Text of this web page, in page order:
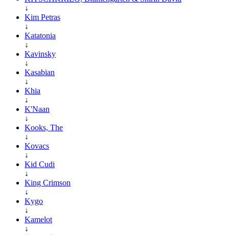
↓
Kim Petras
↓
Katatonia
↓
Kavinsky
↓
Kasabian
↓
Khia
↓
K'Naan
↓
Kooks, The
↓
Kovacs
↓
Kid Cudi
↓
King Crimson
↓
Kygo
↓
Kamelot
↓